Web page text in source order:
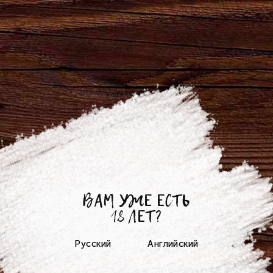
ВАМ УЖЕ ЕСТЬ
18 ЛЕТ?
Русский Английский
22.02.2018
БРЯНСКПИВО в Сочи!
Поступили первые фотографии от
участников акции"Кругосветка с любимым"
от победителей акции "Продай больше"! Итак,
отправной точкой стала
Олимпийская
столица-2014, потрясающий и
очаровательный город Сочи, горный кластер